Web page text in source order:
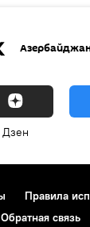
Дзен
Правила
Обратная связь